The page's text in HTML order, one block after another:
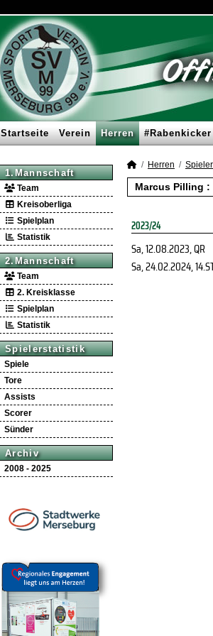
Startseite Verein Herren #Rabenkicker
1.Mannschaft
Team
Kreisoberliga
Spielplan
Statistik
2.Mannschaft
Team
2. Kreisklasse
Spielplan
Statistik
Spielerstatistik
Spiele
Tore
Assists
Scorer
Sünder
Archiv
2008 - 2025
Herren
Marcus Pilling
2023/24
Sa, 12.08.2023, QR
Sa, 24.02.2024,